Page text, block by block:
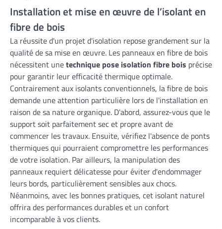
Installation et mise en œuvre de l’isolant en
fibre de bois
La réussite d'un projet d'isolation repose grandement sur la
qualité de sa mise en œuvre. Les panneaux en fibre de bois
nécessitent unetechnique pose isolation fibre bois précise
pour garantir leur efficacité thermique optimale.
Contrairement aux isolants conventionnels, la fibre de bois
demande une attention particulière lors de l'installation en
raison de sa nature organique. D'abord, assurez-vous que le
support soit parfaitement sec et propre avant de
commencer les travaux. Ensuite, vérifiez l'absence de ponts
thermiques qui pourraient compromettre les performances
de votre isolation. Par ailleurs, la manipulation des
panneaux requiert délicatesse pour éviter d'endommager
leurs bords, particulièrement sensibles aux chocs.
Néanmoins, avec les bonnes pratiques, cet isolant naturel
offrira des performances durables et un confort
incomparable à vos clients.